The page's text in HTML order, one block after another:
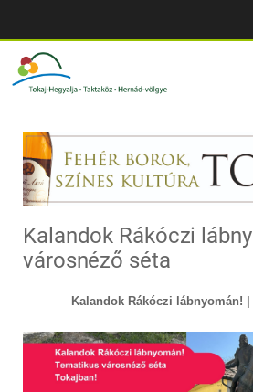
Kalandok Rákóczi
városnéző séta
Kalandok Rákóczi lábnyomán!